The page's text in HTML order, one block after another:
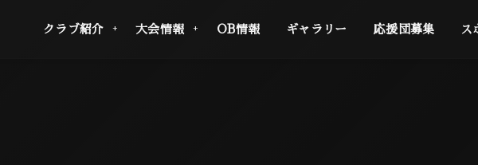
クラブ紹介 大会情報 OB情報 ギャラリー 応援団募集 ス